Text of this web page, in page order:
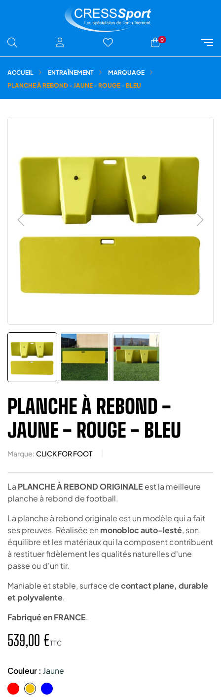
0
ACCUEIL ENTRAÎNEMENT
MARQUAGE
PLANCHE À REBOND - JAUNE - ROUGE - BLEU
PLANCHE À REBOND -
JAUNE - ROUGE - BLEU
Marque: CLICK FOR FOOT
La PLANCHE À REBOND ORIGINALE est la meilleure
planche à rebond de football.
La planche à rebond originale est un modèle qui a fait
ses preuves. Réalisée en monobloc auto-lesté, son
équilibre et les matériaux qui la composent contribuent
à restituer fidèlement les qualités naturelles d'une
passe ou d'un tir.
Maniable et stable, surface decontact plane, durable
et polyvalente.
Fabriqué en FRANCE.
539,00 €TTC
Couleur : Jaune
RougeJauneBleu